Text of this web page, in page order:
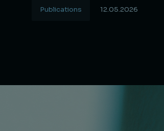
Publications 12.05.2026